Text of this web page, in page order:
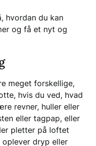
hvordan du kan
og få et nyt og
meget forskellige,
hvis du ved, hvad
revner, huller eller
eller tagpap, eller
pletter på loftet
dryp eller